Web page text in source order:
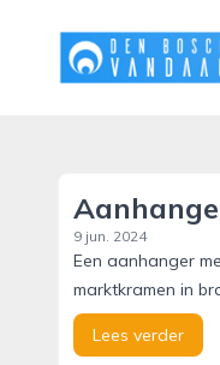
9 jun. 2024
Een aanhanger
marktkramen in
Lees verder